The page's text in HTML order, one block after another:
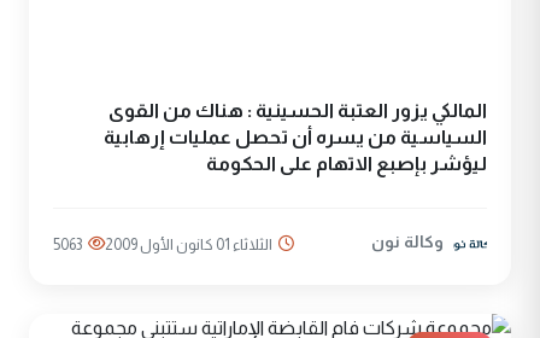
المالكي يزور العتبة الحسينية : هناك من القوى
السياسية من يسره أن تحصل عمليات إرهابية
ليؤشر بإصبع الاتهام على الحكومة
وكالة نون الثلاثاء 01 كانون الأول 2009 5063